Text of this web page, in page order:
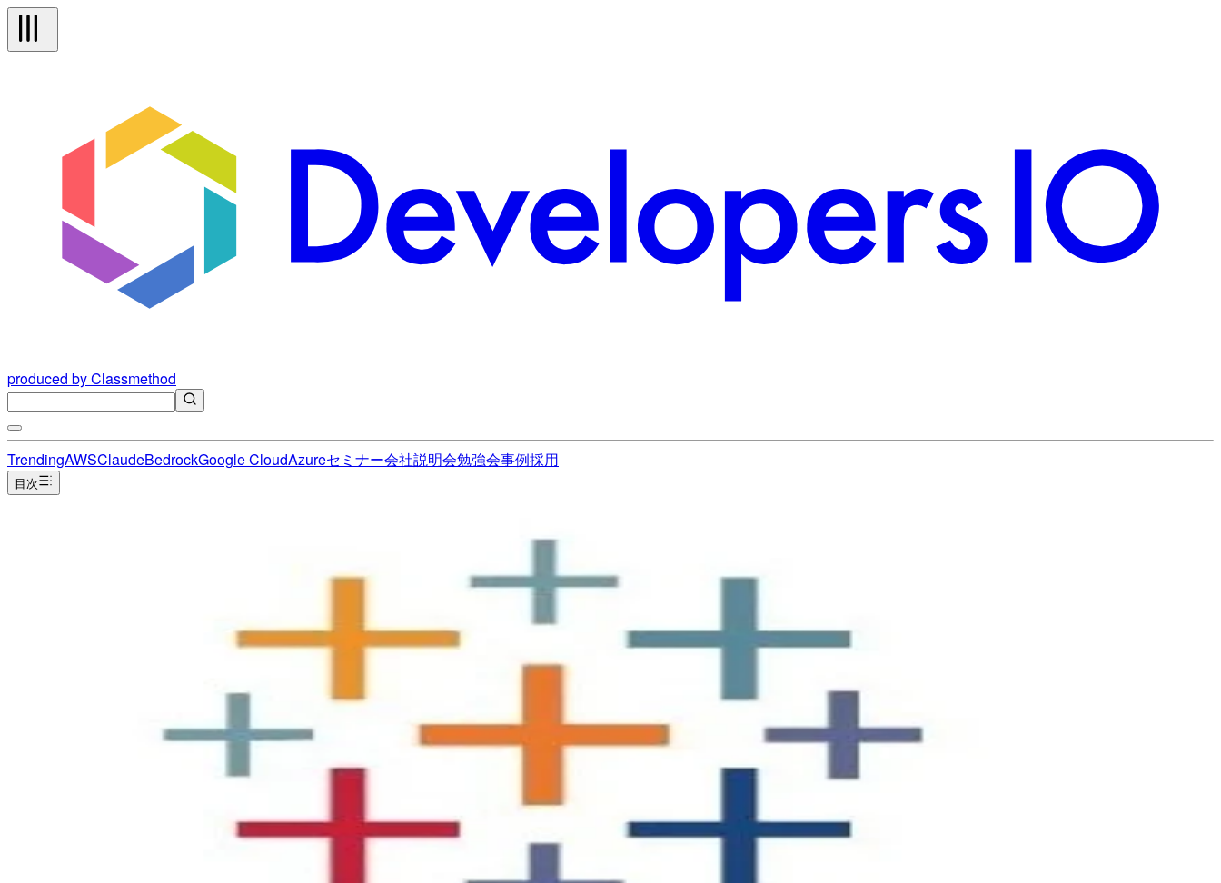
produced by Classmethod
TrendingAWSClaudeBedrockGoogle CloudAzureセミナー会社説明会勉強会事例採用
目次